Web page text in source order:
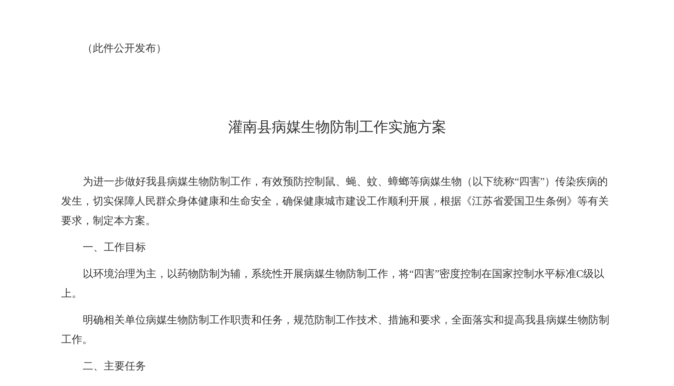
（此件公开发布）
灌南县病媒生物防制工作实施方案
为进一步做好我县病媒生物防制工作 ， 有效预防控制鼠、蝇、 蚊、蟑螂等病媒生物 （ 以下统称“四害”） 传染疾病的
发生，切实保障人民群众身体健康和生命安全， 确保健康城市建设工作顺利开展， 根据《江苏省爱国卫生条例》等有关
要求， 制定本方案。
一、工作目标
以环境治理为主， 以药物防制为辅， 系统性开展病媒生物防制工作，将“四害”密度控制在国家控制水平标准C级以
上。
明确相关单位病媒生物防制工作职责和任务，规范防制工作技术、措施和要求，全面落实和提高我县病媒生物防制
工作。
二、主要任务